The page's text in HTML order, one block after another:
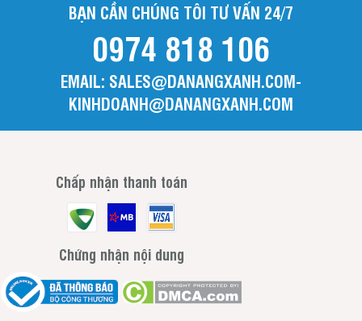
Tuyên QuangBẠN CẦN CHÚNG TÔI TƯ VẤN 24/7
0974 818 106
EMAIL: SALES@DANANGXANH.COM-
KINHDOANH@DANANGXANH.COM
Chấp nhận thanh toán
Chứng nhận nội dung